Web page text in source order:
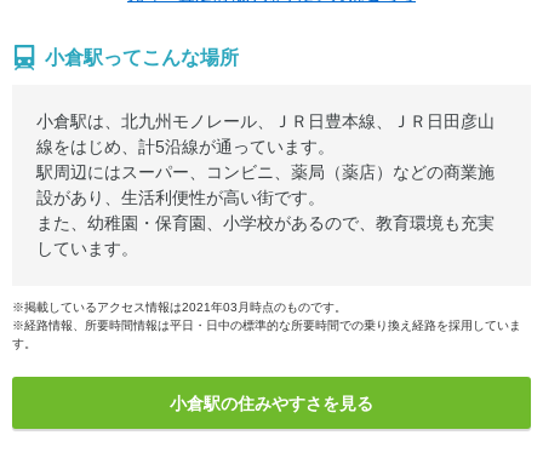
小倉駅ってこんな場所
小倉駅は、北九州モノレール、ＪＲ日豊本線、ＪＲ日田彦山
線をはじめ、計5沿線が通っています。
駅周辺にはスーパー、コンビニ、薬局（薬店）などの商業施
設があり、生活利便性が高い街です。
また、幼稚園・保育園、小学校があるので、教育環境も充実
しています。
※掲載しているアクセス情報は2021年03月時点のものです。
※経路情報、所要時間情報は平日・日中の標準的な所要時間での乗り換え経路を採用していま
す。
小倉駅の住みやすさを見る